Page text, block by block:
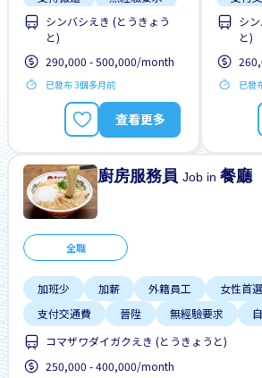
男性首選
靠近車站
シンバシえき (とうきょう
と)
290,000 - 500,000/month
已發布 3個多月前
查看更多
獎勵
靠近車
シ
と)
已發
廚房服務員Job in餐廳
全職
加班少 加薪 外籍員工 女性首選
支付交通費
晉陞 無經驗要求
コマザワダイガクえき (とうきょうと)
250,000 - 400,000/month